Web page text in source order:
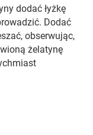
dodać łyżkę
Dodać
obserwując,
żelatynę